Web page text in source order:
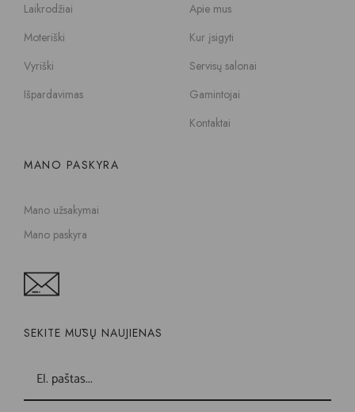
Laikrodžiai
Moteriški
Vyriški
Išpardavimas
Apie mus
Kur įsigyti
Servisų salonai
Gamintojai
Kontaktai
MANO PASKYRA
Mano užsakymai
Mano paskyra
SEKITE MŪSŲ NAUJIENAS